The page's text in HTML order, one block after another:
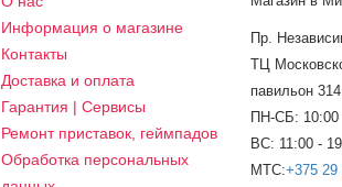
Информация о магазине
Контакты
Доставка и оплата
Гарантия | Сервисы
Ремонт приставок, геймпадов
Обработка персональных
Пр.
ТЦ
павильон
ПН-СБ: 10:00
ВС: 11:00 -
МТС:+375 29